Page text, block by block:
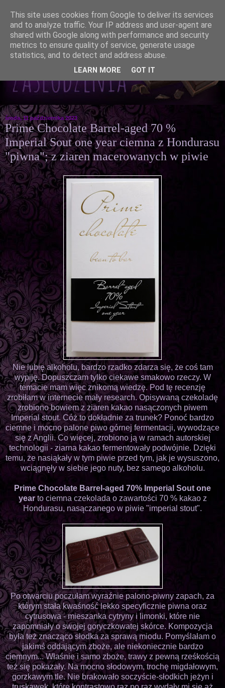
środa, 11 października 2023
Prime Chocolate Barrel-aged 70 %
Imperial Sout one year ciemna z Hondurasu
"piwna"; z ziaren macerowanych w piwie
Nie lubię alkoholu, bardzo rzadko zdarza się, że coś tam
wypiję. Dopuszczam tylko ciekawe smakowo rzeczy. W
temacie mam więc znikomą wiedzę. Pod tę recenzję
zrobiłam w internecie mały research. Opisywaną czekoladę
zrobiono bowiem z ziaren kakao nasączonych piwem
Imperial stout. Cóż to dokładnie za trunek? Ponoć bardzo
ciemne i mocno palone piwo górnej fermentacji, wywodzące
się z Anglii. Co więcej, zrobiono ją w ramach autorskiej
technologii - ziarna kakao fermentowały podwójnie. Dzięki
temu, że nasiąkały w tym piwie przed tym, jak je wysuszono,
wciągnęły w siebie jego nuty, bez samego alkoholu.
Prime Chocolate Barrel-aged 70% Imperial Sout one
yearto ciemna czekolada o zawartości 70 % kakao z
Hondurasu, nasączanego w piwie "imperial stout".
Po otwarciu poczułam wyraźnie palono-piwny zapach, za
którym stała kwaśność lekko specyficznie piwna oraz
cytrusowa - mieszanka cytryny i limonki, które nie
zapomniały o swojej goryczkowatej skórce. Kompozycja
była też znacząco słodka za sprawą miodu. Pomyślałam o
jakimś oddającym zboże, ale niekoniecznie bardzo
ciemnym... Właśnie i samo zboże, trawy z pewną rześkością
też się pokazały. Na mocno słodowym, trochę migdałowym,
gorzkawym tle. Nie brakowało soczyście-słodkich jeżyn i
This site uses cookies from Google to deliver its services
and to analyze traffic. Your IP address and user-agent are
shared with Google along with performance and security
metrics to ensure quality of service, generate usage
statistics, and to detect and address abuse.
LEARN MORE GOT IT